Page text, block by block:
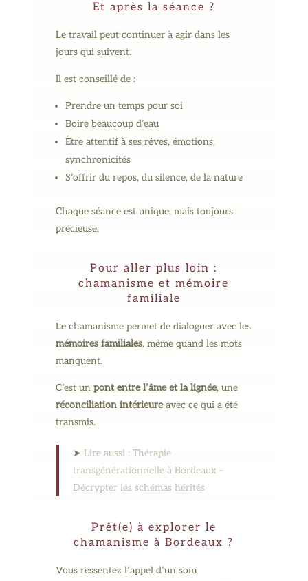
Et après la séance ?
Le travail peut continuer à agir dans les
jours qui suivent.
Il est conseillé de :
Prendre un temps pour soi
Boire beaucoup d’eau
Être attentif à ses rêves, émotions,
synchronicités
S’offrir du repos, du silence, de la nature
Chaque séance est unique, mais toujours
précieuse.
Pour aller plus loin :
chamanisme et mémoire
familiale
Le chamanisme permet de dialoguer avec les
mémoires familiales, même quand les mots
manquent.
C’est un pont entre l’âme et la lignée, une
réconciliation intérieureavec ce qui a été
transmis.
➤ Lire aussi : Thérapie
transgénérationnelle à Bordeaux –
Décrypter les schémas hérités
Prêt(e) à explorer le
chamanisme à Bordeaux ?
Vous ressentez l’appel d’un soin